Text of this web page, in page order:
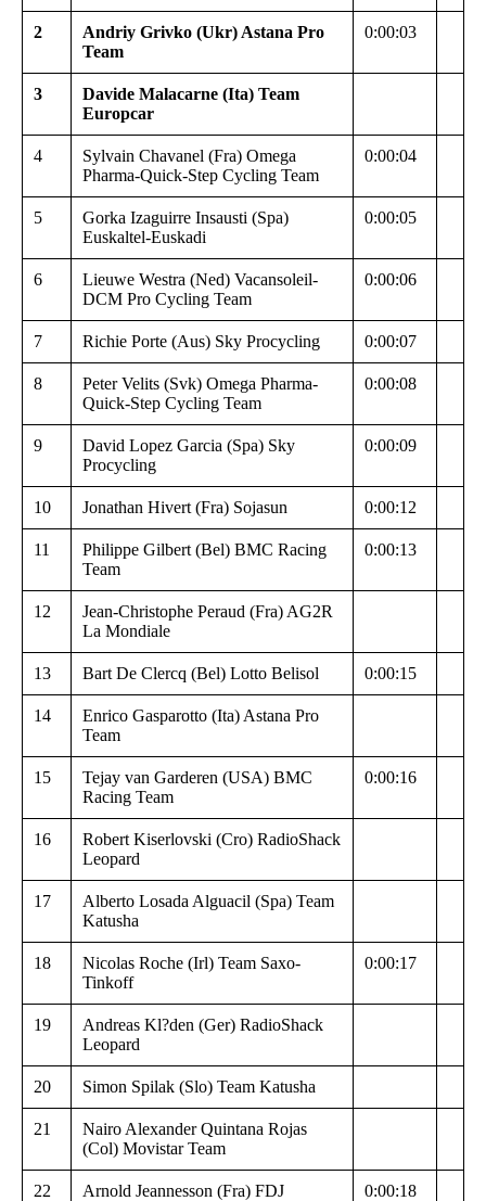
2
Andriy Grivko (Ukr) Astana Pro
Team
0:00:03
3
Davide Malacarne (Ita) Team
Europcar
4
Sylvain Chavanel (Fra) Omega
Pharma-Quick-Step Cycling Team
0:00:04
5
Gorka Izaguirre Insausti (Spa)
Euskaltel-Euskadi
0:00:05
6
Lieuwe Westra (Ned) Vacansoleil-
DCM Pro Cycling Team
0:00:06
7 Richie Porte (Aus) Sky Procycling 0:00:07
8
Peter Velits (Svk) Omega Pharma-
Quick-Step Cycling Team
0:00:08
9
David Lopez Garcia (Spa) Sky
Procycling
0:00:09
10 Jonathan Hivert (Fra) Sojasun 0:00:12
11
Philippe Gilbert (Bel) BMC Racing
Team
0:00:13
12
Jean-Christophe Peraud (Fra) AG2R
La Mondiale
13 Bart De Clercq (Bel) Lotto Belisol 0:00:15
14
Enrico Gasparotto (Ita) Astana Pro
Team
15
Tejay van Garderen (USA) BMC
Racing Team
0:00:16
16
Robert Kiserlovski (Cro) RadioShack
Leopard
17
Alberto Losada Alguacil (Spa) Team
Katusha
18
Nicolas Roche (Irl) Team Saxo-
Tinkoff
0:00:17
19
Andreas Kl?den (Ger) RadioShack
Leopard
20 Simon Spilak (Slo) Team Katusha
21
Nairo Alexander Quintana Rojas
(Col) Movistar Team
22 Arnold Jeannesson (Fra) FDJ 0:00:18